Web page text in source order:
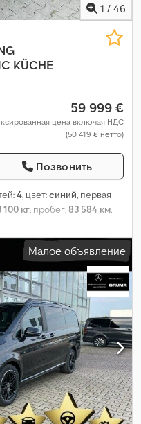
1 / 46
KÜCHE
59 999 €
цена включая НДС
(50 419 € нетто)
Позвонить
4, цвет:синий, первая
100 кг, пробег:83 584 км,
выбросов:Евро 6,
навигационная
фильтр,
программа стабилизации
Малое объявление